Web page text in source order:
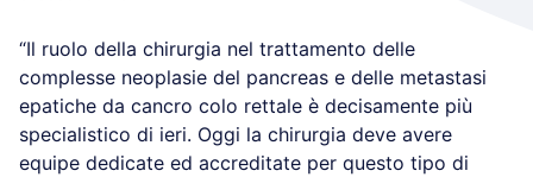
“Il ruolo della chirurgia nel trattamento delle
complesse neoplasie del pancreas e delle metastasi
epatiche da cancro colo rettale è decisamente più
specialistico di ieri. Oggi la chirurgia deve avere
equipe dedicate ed accreditate per questo tipo di